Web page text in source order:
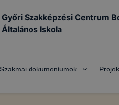
Győri Szakképzési Centrum
Általános Iskola
Szakmai dokumentumok